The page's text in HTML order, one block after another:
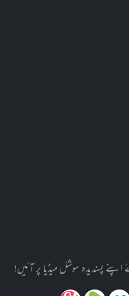
پسندیدہ سوشل میڈیا پر آئیں!